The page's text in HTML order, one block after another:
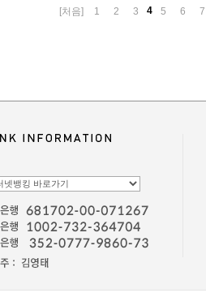
[처음] 1 2 3 4 5 6 7